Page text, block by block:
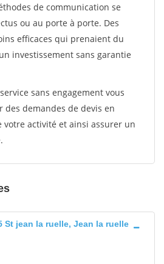
de communication se
ou au porte à porte. Des
efficaces qui prenaient du
investissement sans garantie
sans engagement vous
des demandes de devis en
votre activité et ainsi assurer un
St jean la ruelle, Jean la ruelle